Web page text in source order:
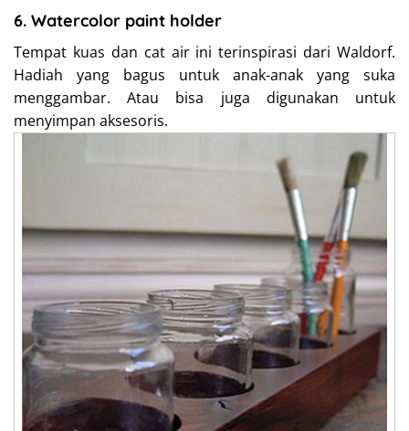
6. Watercolor paint holder
Tempat kuas dan cat air ini terinspirasi dari Waldorf.
Hadiah yang bagus untuk anak-anak yang suka
menggambar. Atau bisa juga digunakan untuk
menyimpan aksesoris.